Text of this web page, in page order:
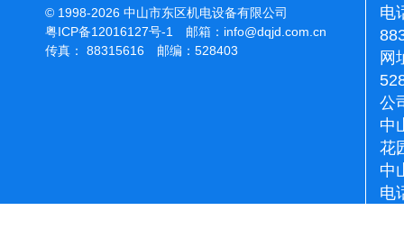
© 1998-2026 中山市东区机电设备有限公司
粤ICP备12016127号-1
邮箱： info@dqjd.com.cn
传真： 88315616 邮编：528403
电
网
公
中
花
中
电